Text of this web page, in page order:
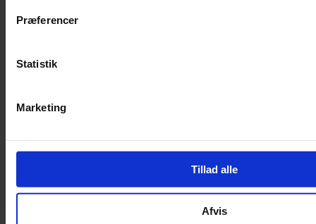
Præferencer
Statistik
Marketing
Tillad alle
Afvis
Savsmuld
Bommuld